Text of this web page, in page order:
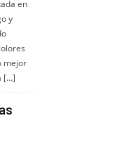
en
y
mejor
[…]